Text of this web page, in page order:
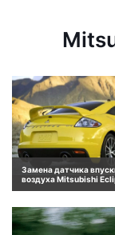
Замена датчика
воздуха Mitsubishi